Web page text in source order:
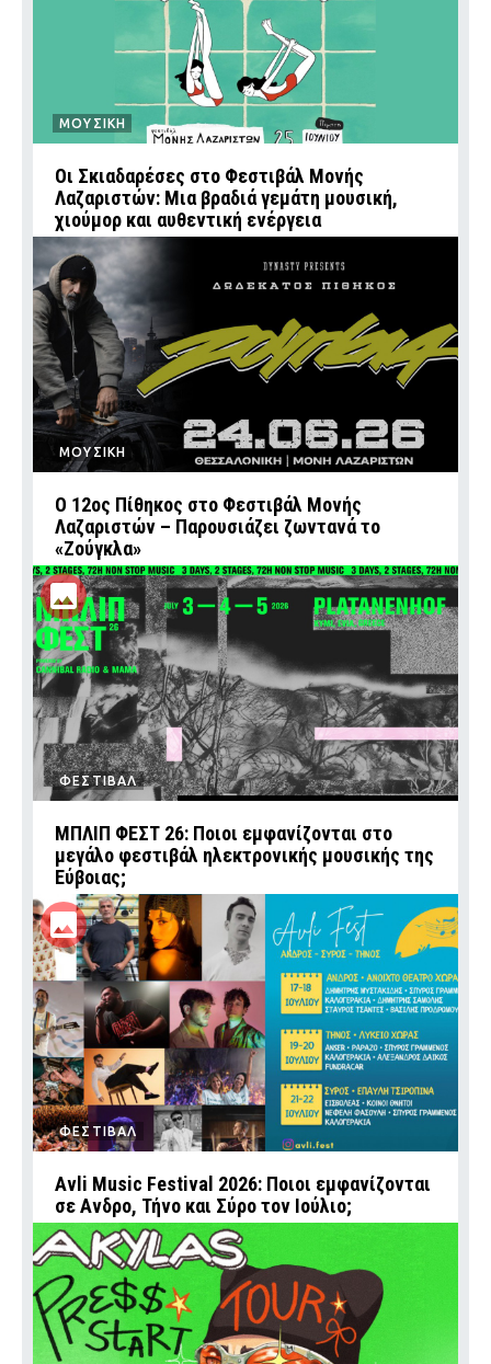
ΜΟΥΣΙΚΗ
Οι Σκιαδαρέσες στο Φεστιβάλ Μονής
Λαζαριστών: Μια βραδιά γεμάτη μουσική,
χιούμορ και αυθεντική ενέργεια
ΜΟΥΣΙΚΗ
Ο 12ος Πίθηκος στο Φεστιβάλ Μονής
Λαζαριστών – Παρουσιάζει ζωντανά το
«Ζούγκλα»
ΦΕΣΤΙΒΑΛ
ΜΠΛΙΠ ΦΕΣΤ 26: Ποιοι εμφανίζονται στο
μεγάλο φεστιβάλ ηλεκτρονικής μουσικής της
Εύβοιας;
ΦΕΣΤΙΒΑΛ
Avli Music Festival 2026: Ποιοι εμφανίζονται
σε Ανδρο, Τήνο και Σύρο τον Ιούλιο;